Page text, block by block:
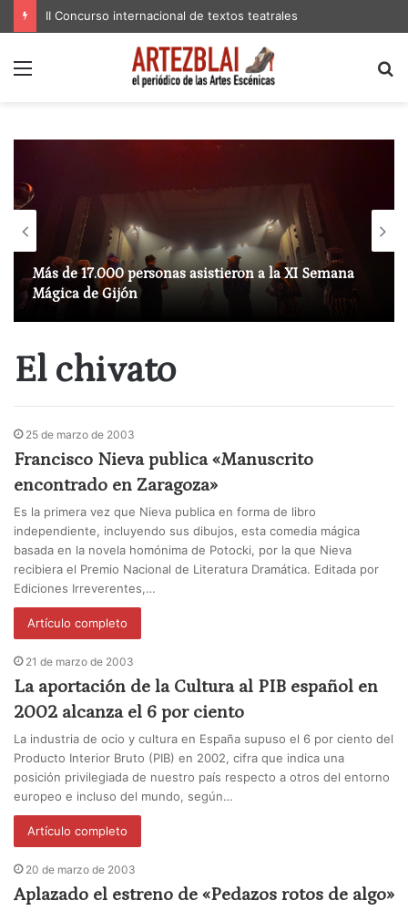
II Concurso internacional de textos teatrales
Menú
Más de 17.000 personas asistieron a la XI Semana
Mágica de Gijón
El chivato
25 de marzo de 2003
Francisco Nieva publica «Manuscrito
encontrado en Zaragoza»
Es la primera vez que Nieva publica en forma de libro
independiente, incluyendo sus dibujos, esta comedia mágica
basada en la novela homónima de Potocki, por la que Nieva
recibiera el Premio Nacional de Literatura Dramática. Editada por
Ediciones Irreverentes,…
Artículo completo
21 de marzo de 2003
La aportación de la Cultura al PIB español en
2002 alcanza el 6 por ciento
La industria de ocio y cultura en España supuso el 6 por ciento del
Producto Interior Bruto (PIB) en 2002, cifra que indica una
posición privilegiada de nuestro país respecto a otros del entorno
europeo e incluso del mundo, según…
Artículo completo
20 de marzo de 2003
Aplazado el estreno de «Pedazos rotos de algo»